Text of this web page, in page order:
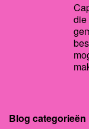
die
Blog categorieën